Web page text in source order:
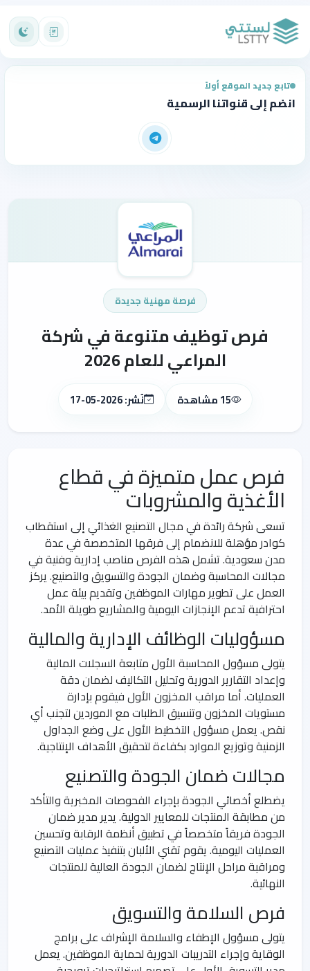
تابع جديد الموقع أولاً
انضم إلى قنواتنا الرسمية
فرصة مهنية جديدة
فرص توظيف متنوعة في شركة
المراعي للعام 2026
15 مشاهدة نُشر: 2026-05-17
فرص عمل متميزة في قطاع
الأغذية والمشروبات
تسعى شركة رائدة في مجال التصنيع الغذائي إلى استقطاب
كوادر مؤهلة للانضمام إلى فرقها المتخصصة في عدة
مدن سعودية. تشمل هذه الفرص مناصب إدارية وفنية في
مجالات المحاسبة وضمان الجودة والتسويق والتصنيع. يركز
العمل على تطوير مهارات الموظفين وتقديم بيئة عمل
احترافية تدعم الإنجازات اليومية والمشاريع طويلة الأمد.
مسؤوليات الوظائف الإدارية والمالية
يتولى مسؤول المحاسبة الأول متابعة السجلات المالية
وإعداد التقارير الدورية وتحليل التكاليف لضمان دقة
العمليات. أما مراقب المخزون الأول فيقوم بإدارة
مستويات المخزون وتنسيق الطلبات مع الموردين لتجنب أي
نقص. يعمل مسؤول التخطيط الأول على وضع الجداول
الزمنية وتوزيع الموارد بكفاءة لتحقيق الأهداف الإنتاجية.
مجالات ضمان الجودة والتصنيع
يضطلع أخصائي الجودة بإجراء الفحوصات المخبرية والتأكد
من مطابقة المنتجات للمعايير الدولية. يدير مدير ضمان
الجودة فريقاً متخصصاً في تطبيق أنظمة الرقابة وتحسين
العمليات اليومية. يقوم تقني الألبان بتنفيذ عمليات التصنيع
ومراقبة مراحل الإنتاج لضمان الجودة العالية للمنتجات
النهائية.
فرص السلامة والتسويق
يتولى مسؤول الإطفاء والسلامة الإشراف على برامج
الوقاية وإجراء التدريبات الدورية لحماية الموظفين. يعمل